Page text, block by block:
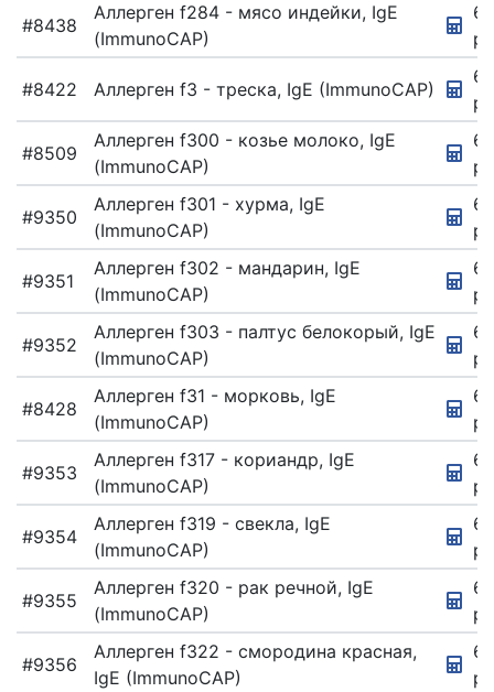
#8438
Аллерген f284 - мясо индейки, IgE
(ImmunoCAP)
#8422 Аллерген f3 - треска, IgE (ImmunoCAP)
#8509
Аллерген f300 - козье молоко, IgE
(ImmunoCAP)
#9350
Аллерген f301 - хурма, IgE
(ImmunoCAP)
#9351
Аллерген f302 - мандарин, IgE
(ImmunoCAP)
#9352
Аллерген f303 - палтус белокорый, IgE
(ImmunoCAP)
#8428
Аллерген f31 - морковь, IgE
(ImmunoCAP)
#9353
Аллерген f317 - кориандр, IgE
(ImmunoCAP)
#9354
Аллерген f319 - свекла, IgE
(ImmunoCAP)
#9355
Аллерген f320 - рак речной, IgE
(ImmunoCAP)
#9356
Аллерген f322 - смородина красная,
IgE (ImmunoCAP)